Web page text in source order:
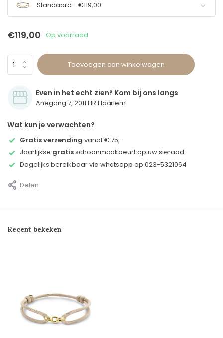
Standaard - €119,00
€119,00 Op voorraad
Toevoegen aan winkelwagen
Even in het echt zien? Kom bij ons langs
Anegang 7, 2011 HR Haarlem
Wat kun je verwachten?
Gratis verzending vanaf € 75,-
Jaarlijkse gratisschoonmaakbeurt op uw sieraad
Dagelijks bereikbaar via whatsapp op 023-5321064
Delen
Recent bekeken